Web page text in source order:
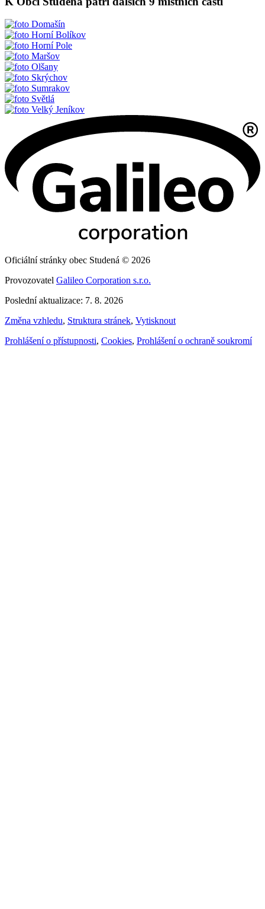
Domašín
Horní Bolíkov
Horní Pole
Maršov
Olšany
Skrýchov
Sumrakov
Světlá
Velký Jeníkov
Oficiální stránky obec Studená © 2026
Provozovatel Galileo Corporation s.r.o.
Poslední aktualizace: 7. 8. 2026
Změna vzhledu, Struktura stránek, Vytisknout
Prohlášení o přístupnosti, Cookies, Prohlášení o ochraně soukromí